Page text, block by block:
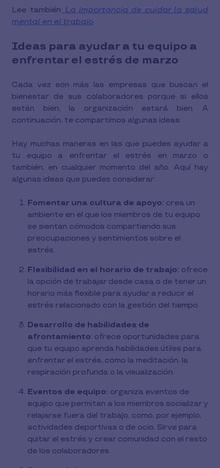
Lee también: La importancia de cuidar la salud
mental en el trabajo
Ideas para ayudar a tu equipo a
enfrentar el estrés de marzo
Cada vez son más las empresas que buscan el
bienestar de sus colaboradores porque si ellos
están bien, la organización estará bien. A
continuación, te compartimos algunas ideas:
Hay muchas maneras en las que puedes ayudar a
tu equipo a enfrentar el estrés en marzo o
también, en cualquier momento del año. Aquí hay
algunas ideas que puedes considerar:
Fomentar una cultura de apoyo: crea un
ambiente en el que los miembros de tu equipo
se sientan cómodos compartiendo sus
preocupaciones y sentimientos sobre el
estrés.
Flexibilidad en el horario de trabajo: ofrece
la opción de trabajar desde casa o de tener un
horario más flexible para ayudar a reducir el
estrés relacionado con la gestión del tiempo.
Desarrollo de habilidades de
afrontamiento: ofrece oportunidades para
que tu equipo aprenda habilidades útiles para
enfrentar el estrés, como la meditación, la
respiración profunda o la visualización.
Eventos de equipo: organiza eventos de
equipo que permitan a los miembros socializar y
relajarse fuera del trabajo, como, por ejemplo,
actividades deportivas o de ocio. Sirve para
quitar el estrés y crear comunidad con el resto
de los colaboradores.